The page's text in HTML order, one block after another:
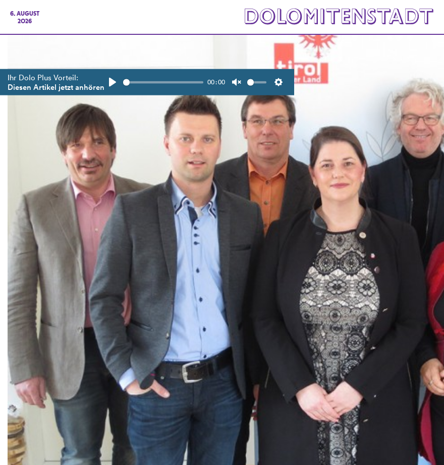
6. AUGUST
2026
Ihr Dolo Plus Vorteil:
Diesen Artikel jetzt anhören
Play
00:00
Unmute Settings